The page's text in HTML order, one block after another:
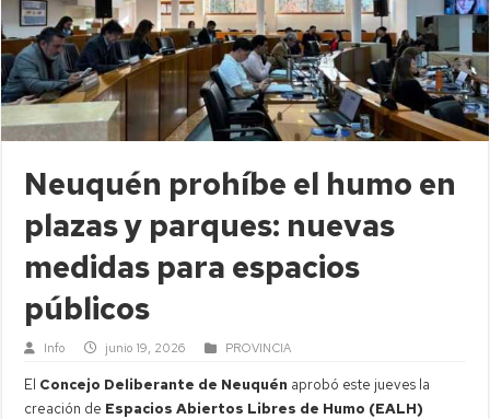
Neuquén prohíbe el humo en
plazas y parques: nuevas
medidas para espacios
públicos
Info junio 19, 2026 PROVINCIA
El Concejo Deliberante de Neuquén aprobó este jueves la
creación de Espacios Abiertos Libres de Humo (EALH)